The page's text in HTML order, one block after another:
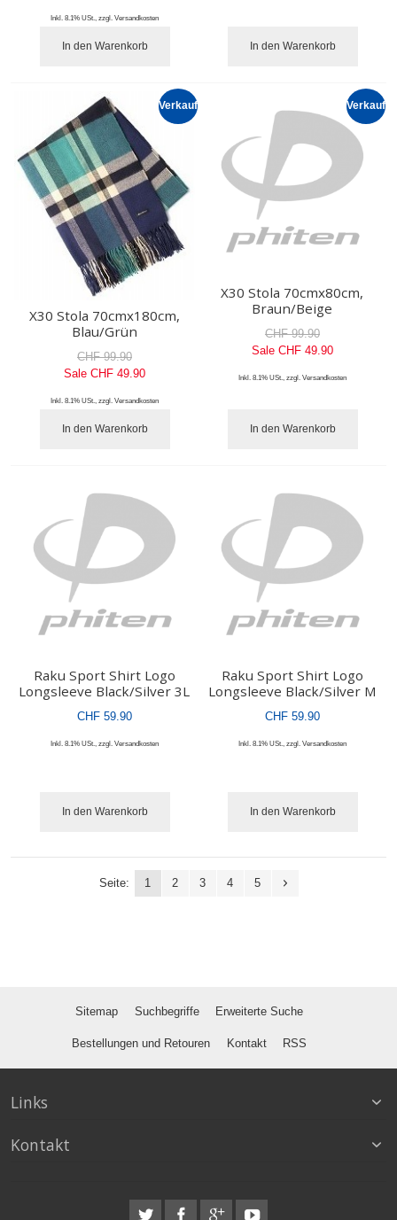
Inkl. 8.1% USt., zzgl. Versandkosten
In den Warenkorb In den Warenkorb
Verkauf
X30 Stola 70cmx180cm,
Blau/Grün
CHF 99.90
Sale CHF 49.90
Inkl. 8.1% USt., zzgl. Versandkosten
In den Warenkorb
Verkauf
X30 Stola 70cmx80cm,
Braun/Beige
CHF 99.90
Sale CHF 49.90
Inkl. 8.1% USt. zzgl. Versandkosten
In den Warenkorb
Raku Sport Shirt Logo
Longsleeve Black/Silver 3L
CHF 59.90
Inkl. 8.1% USt. zzgl. Versandkosten
In den Warenkorb
Raku Sport Shirt Logo
Longsleeve Black/Silver M
CHF 59.90
Inkl. 8.1% USt. zzgl. Versandkosten
In den Warenkorb
Seite: 1 2 3 4 5
Sitemap Suchbegriffe Erweiterte Suche
Bestellungen und Retouren Kontakt RSS
Links
Kontakt